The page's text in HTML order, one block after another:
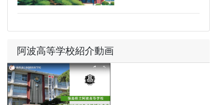
阿波高等学校紹介動画